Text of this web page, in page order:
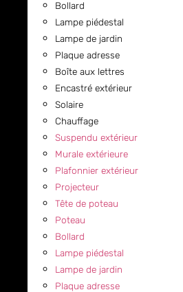
Bollard
Lampe piédestal
Lampe de jardin
Plaque adresse
Boîte aux lettres
Encastré extérieur
Solaire
Chauffage
Suspendu extérieur
Murale extérieure
Plafonnier extérieur
Projecteur
Tête de poteau
Poteau
Bollard
Lampe piédestal
Lampe de jardin
Plaque adresse